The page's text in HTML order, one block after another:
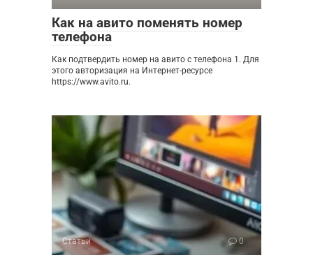
Как на авито поменять номер
телефона
Как подтвердить номер на авито с телефона 1. Для
этого авторизация на Интернет-ресурсе
https://www.avito.ru.
Статьи 0